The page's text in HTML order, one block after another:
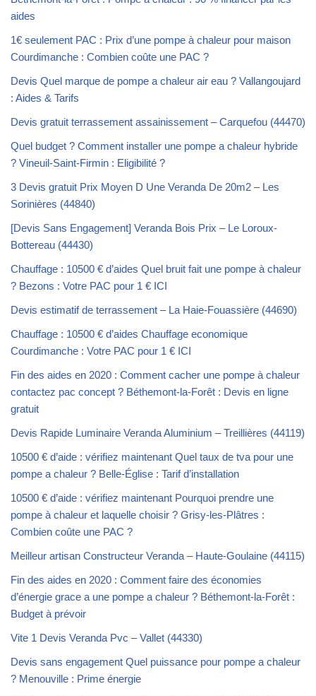
aides
1€ seulement PAC : Prix d’une pompe à chaleur pour maison
Courdimanche : Combien coûte une PAC ?
Devis Quel marque de pompe a chaleur air eau ? Vallangoujard
: Aides & Tarifs
Devis gratuit terrassement assainissement – Carquefou (44470)
Quel budget ? Comment installer une pompe a chaleur hybride
? Vineuil-Saint-Firmin : Eligibilité ?
3 Devis gratuit Prix Moyen D Une Veranda De 20m2 – Les
Sorinières (44840)
[Devis Sans Engagement] Veranda Bois Prix – Le Loroux-
Bottereau (44430)
Chauffage : 10500 € d’aides Quel bruit fait une pompe à chaleur
? Bezons : Votre PAC pour 1 € ICI
Devis estimatif de terrassement – La Haie-Fouassière (44690)
Chauffage : 10500 € d’aides Chauffage economique
Courdimanche : Votre PAC pour 1 € ICI
Fin des aides en 2020 : Comment cacher une pompe à chaleur
contactez pac concept ? Béthemont-la-Forêt : Devis en ligne
gratuit
Devis Rapide Luminaire Veranda Aluminium – Treillières (44119)
10500 € d’aide : vérifiez maintenant Quel taux de tva pour une
pompe a chaleur ? Belle-Église : Tarif d’installation
10500 € d’aide : vérifiez maintenant Pourquoi prendre une
pompe à chaleur et laquelle choisir ? Grisy-les-Plâtres :
Combien coûte une PAC ?
Meilleur artisan Constructeur Veranda – Haute-Goulaine (44115)
Fin des aides en 2020 : Comment faire des économies
d’énergie grace a une pompe a chaleur ? Béthemont-la-Forêt :
Budget à prévoir
Vite 1 Devis Veranda Pvc – Vallet (44330)
Devis sans engagement Quel puissance pour pompe a chaleur
? Menouville : Prime énergie